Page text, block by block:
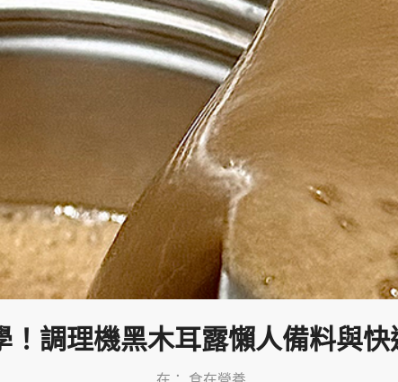
！調理機黑木耳露懶人備料與